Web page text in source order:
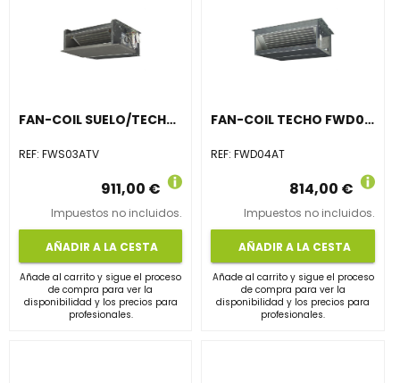
FAN-COIL SUELO/TECHO SIN ENVOLVENTE FWS03ATV
REF: FWS03ATV
911,00 €
Impuestos no incluidos.
AÑADIR A LA CESTA
Añade al carrito y sigue el proceso
de compra para ver la
disponibilidad y los precios para
profesionales.
FAN-COIL TECHO FWD04AT 2 TUBOS SIN ENVOLVENTE
REF:FWD04AT
814,00 €
Impuestos no incluidos.
AÑADIR A LA CESTA
Añade al carrito y sigue el proceso
de compra para ver la
disponibilidad y los precios para
profesionales.